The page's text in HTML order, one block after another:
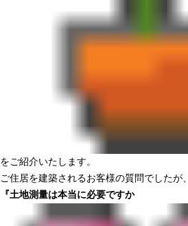
をご紹介いたします。
ご住居を建築されるお客様の質問でしたが、
『土地測量は本当に必要ですか